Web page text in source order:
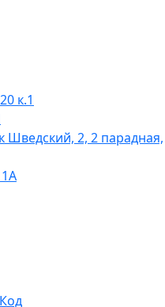
к.1
Шведский, 2, 2 парадная,
Код